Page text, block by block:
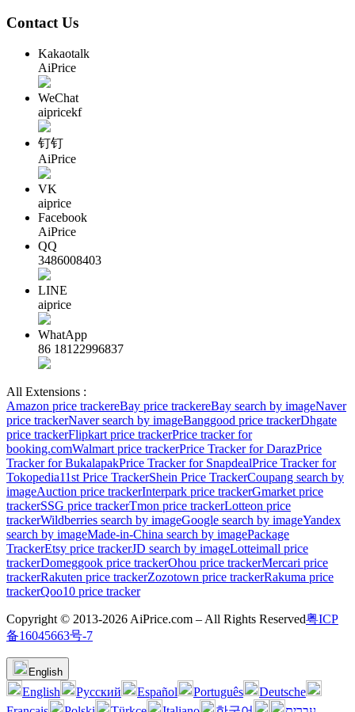
Contact Us
Kakaotalk
AiPrice
WeChat
aipricekf
钉钉
AiPrice
VK
aiprice
Facebook
AiPrice
QQ
3486008403
LINE
aiprice
WhatApp
86 18122996837
All Extensions :
Amazon price trackereBay price trackereBay search by imageNaver
price trackerNaver search by imageBanggood price trackerDhgate
price trackerFlipkart price trackerPrice tracker for
booking.comWalmart price trackerPrice Tracker for DarazPrice
Tracker for BukalapakPrice Tracker for SnapdealPrice Tracker for
Tokopedia11st Price TrackerShein Price TrackerCoupang search by
imageAuction price trackerInterpark price trackerGmarket price
trackerSSG price trackerTmon price trackerLotteon price
trackerWildberries search by imageGoogle search by imageYandex
search by imageMade-in-China search by imagePackage
TrackerEtsy price trackerJD search by imageLotteimall price
trackerDomeggook price trackerOhou price trackerMercari price
trackerRakuten price trackerZozotown price trackerRakuma price
trackerQoo10 price tracker
Copyright © 2013-2026 AiPrice.com – All Rights Reserved粤ICP
备16045663号-7
English
English Pусский Español Português
Deutsche